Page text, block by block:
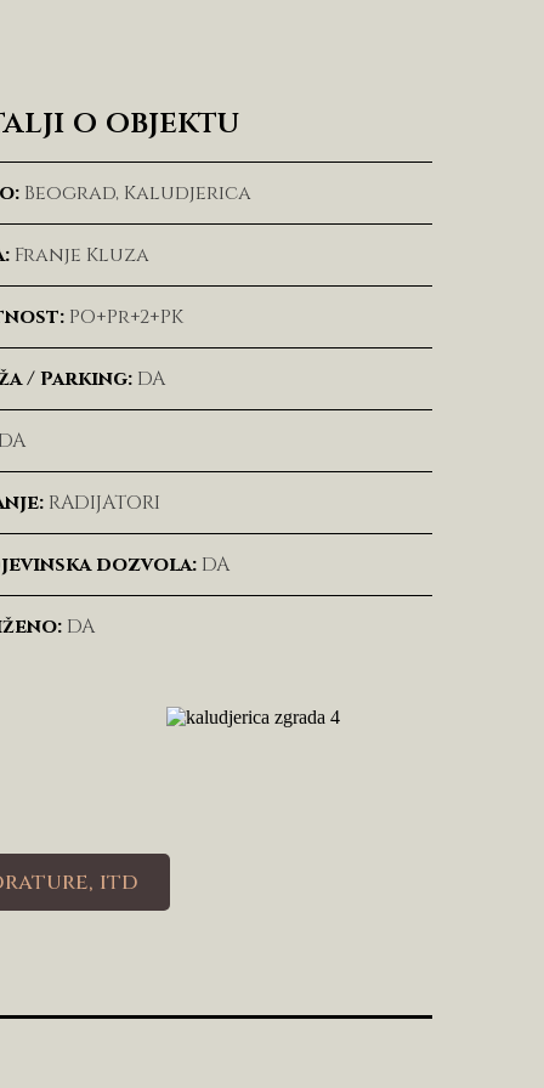
o objektu
Beograd, Kaludjerica
Franje Kluza
PO+Pr+2+PK
/ Parking: DA
DA
RADIJATORI
dozvola: DA
DA
itd